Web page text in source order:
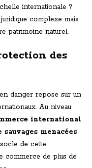
internationale ?
complexe mais
patrimoine naturel.
des
danger repose sur un
Au niveau
international
menacées
de cette
commerce de plus de